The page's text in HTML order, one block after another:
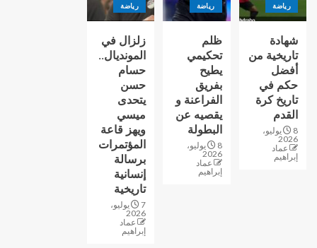
رياضة
شهادة
تاريخية من
أفضل
حكم في
تاريخ كرة
القدم
8 يوليو،
2026
عماد
إبراهيم
رياضة
ظلم
تحكيمي
يطيح
بفريق
الفراعنة و
يقصيه عن
البطولة
8 يوليو،
2026
عماد
إبراهيم
رياضة
زلزال في
المونديال..
حسام
حسن
يتحدى
ميسي
ويهز قاعة
المؤتمرات
برسالة
إنسانية
تاريخية
7 يوليو،
2026
عماد
إبراهيم